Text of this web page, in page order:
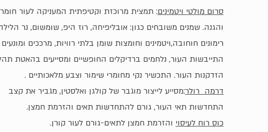
סרום מולטי ויטמינים: תמצית מרוכזת וקטיפתית המעניקה לעור
והגנה. שמנים משובחים כגון: אובליפיחה, רוז היפ, שומשום, נר
רימונים חוחובה,ויטמינים וחומצות שומן בלתי רוויות, מרככים
התייבשות העור, נלחמים ברדיקלים החופשיים ומסייעים בהאטת
הזדקנות העור. התכשיר נקי מחומרי שימור וצבע מלאכותיים .
דרמה רולר:מסייע לייצור מוגבר של קולגן ואלסטין, מגביר את קצב
התחדשות תאי העור, גורם להתחדשות תאים והזרמת חמצן.
כוס רוח לעיסוי והזרמת חמצן לתאים-גורם לעור קורן.